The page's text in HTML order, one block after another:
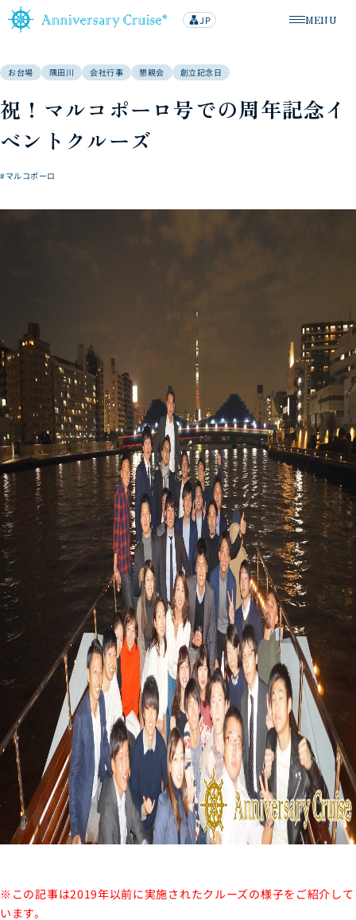
メニューを
MENU
lan
g
g
e
JP
お台場 隅田川 会社行事 懇親会 創立記念日
祝！マルコポーロ号での周年記念イ
ベントクルーズ
#マルコポーロ
※この記事は2019年以前に実施されたクルーズの様子をご紹介して
います。